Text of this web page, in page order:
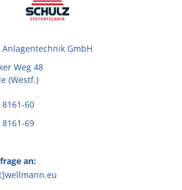
GmbH
Weg 48
(Westf.)
8161-60
8161-69
an: